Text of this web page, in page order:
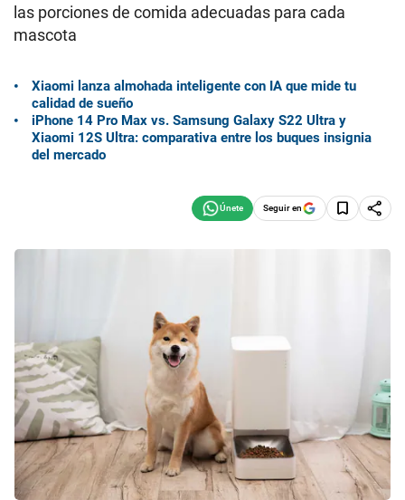
las porciones de comida adecuadas para cada
mascota
Xiaomi lanza almohada inteligente con IA que mide tu
calidad de sueño
iPhone 14 Pro Max vs. Samsung Galaxy S22 Ultra y
Xiaomi 12S Ultra: comparativa entre los buques insignia
del mercado
Seguir en